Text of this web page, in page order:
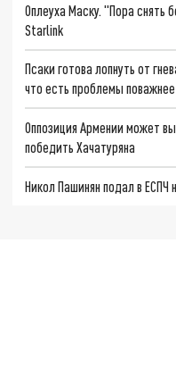
Оплеуха Маску. "Пора снять
Starlink
Псаки готова лопнуть от
что есть проблемы
Оппозиция Армении может
победить Хачатуряна
Никол Пашинян подал в ЕСПЧ